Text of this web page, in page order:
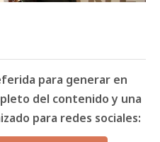
para generar en
del contenido y una
para redes sociales: